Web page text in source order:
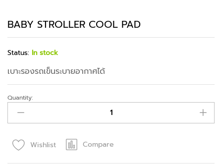
BABY STROLLER COOL PAD
Status: In stock
เบาะรองรถเข็นระบายอากาศได้
Quantity:
Wishlist Compare